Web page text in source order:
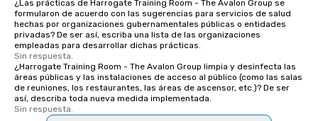
¿Las prácticas de Harrogate Training Room - The Avalon Group se
formularon de acuerdo con las sugerencias para servicios de salud
hechas por organizaciones gubernamentales públicas o entidades
privadas? De ser así, escriba una lista de las organizaciones
empleadas para desarrollar dichas prácticas.
Sin respuesta.
¿Harrogate Training Room - The Avalon Group limpia y desinfecta las
áreas públicas y las instalaciones de acceso al público (como las salas
de reuniones, los restaurantes, las áreas de ascensor, etc.)? De ser
así, describa toda nueva medida implementada.
Sin respuesta.